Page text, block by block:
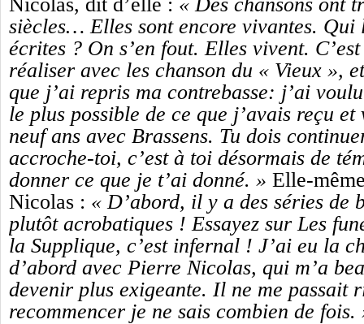
siècles… Elles sont encore vivantes. Qui
écrites ? On s’en fout. Elles vivent.
réaliser avec les chanson du « Vieux »,
que j’ai repris ma contrebasse: j’ai
le plus possible de ce que j’avais reçu
neuf ans avec Brassens. Tu dois
accroche-toi, c’est à toi désormais de
donner ce que je t’ai donné. » Elle-
Nicolas : « D’abord, il y a des séries de
plutôt acrobatiques ! Essayez sur Les
la Supplique, c’est infernal ! J’ai eu la
d’abord avec Pierre Nicolas, qui m’a
devenir plus exigeante. Il ne me passait
recommencer je ne sais combien de fois.